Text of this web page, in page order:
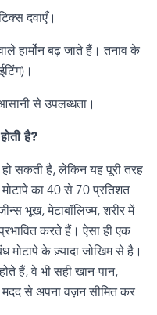
दवाएँ।
हार्मोन बढ़ जाते हैं। तनाव के
से उपलब्धता ।
है?
सकती है,लेकिन यह पूरी तरह
का 40से 70प्रतिशत
भूख,मेटाबॉलिज्म,शरीर में
करते हैं। ऐसा ही एक
मोटापे के ज़्यादा जोखिम से है।
हैं,वे भी सही खान-पान,
मदद से अपना वज़न सीमित कर